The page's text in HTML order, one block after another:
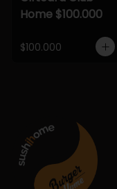
Home $100.000
$100.000